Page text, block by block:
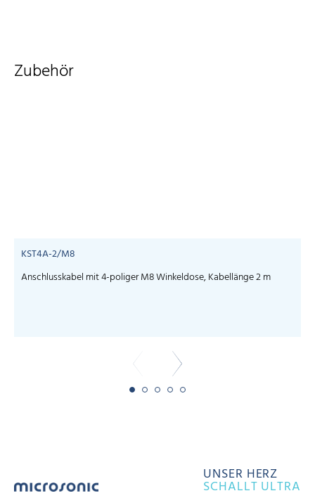
Zubehör
KST4A-2/M8
Anschlusskabel mit 4-poliger M8 Winkeldose, Kabellänge 2 m
UNSER HERZ
SCHALLT ULTRA